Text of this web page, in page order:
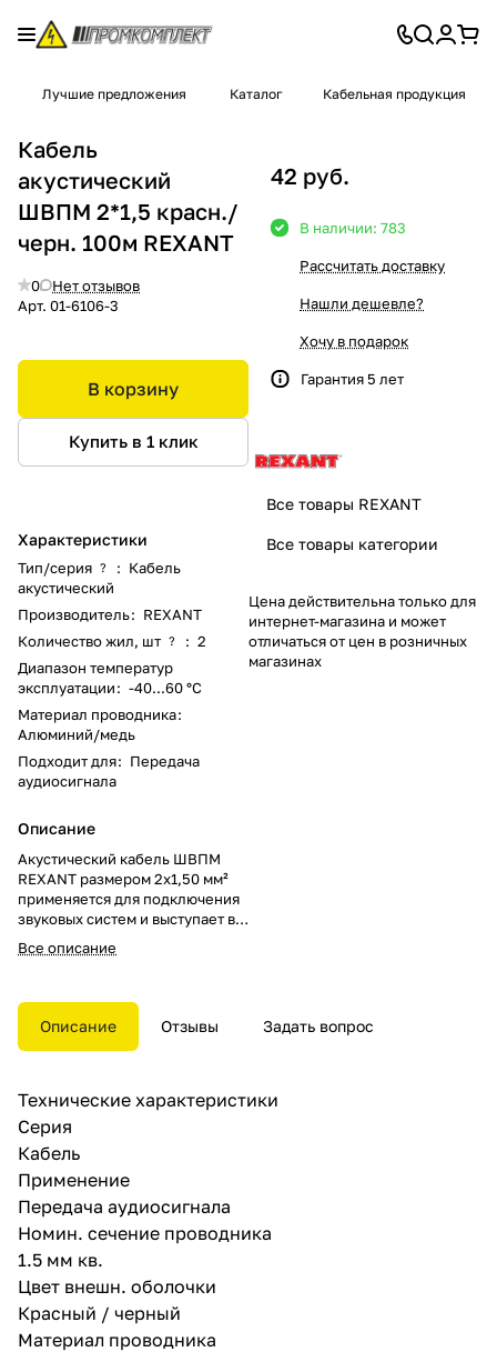
Лучшие предложения Каталог Кабельная продукция
Кабель
акустический
ШВПМ 2*1,5 красн./
черн. 100м REXANT
0
Нет отзывов
Арт. 01-6106-3
В корзину
Купить в 1 клик
Характеристики
Тип/серия ? : Кабель
акустический
Производитель: REXANT
Количество жил, шт ? : 2
Диапазон температур
эксплуатации: -40...60 °C
Материал проводника:
Алюминий/медь
Подходит для: Передача
аудиосигнала
Описание
Акустический кабель ШВПМ
REXANT размером 2х1,50 мм²
применяется для подключения
звуковых систем и выступает в
качестве важного элемента для
передачи аудиосигнала.
звука домашней или
автомобильной
аудиоаппаратуры.
проводников, расположенных
параллельно друг другу.
Проводники находятся в
изоляции из ПВХ красного и
черного цвета, которая
защищает от внешних помех и
механических повреждений.
Изделие обладает
разделительным основанием,
что позволяет разъединять
проводники без повреждения
изоляции и оголения жил.
Все описание
42 руб.
В наличии: 783
Рассчитать доставку
Нашли дешевле?
Хочу в подарок
Гарантия 5 лет
Все товары REXANT
Все товары категории
Цена действительна только для
интернет-магазина и может
отличаться от цен в розничных
магазинах
Описание Отзывы Задать вопрос
Технические характеристики
Серия
Кабель
Применение
Передача аудиосигнала
Номин. сечение проводника
1.5 мм кв.
Цвет внешн. оболочки
Красный / черный
Материал проводника